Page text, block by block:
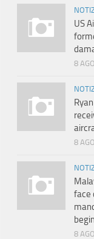
US
8
8
face
8